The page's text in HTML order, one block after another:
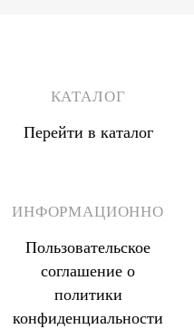
КАТАЛОГ
Перейти в каталог
ИНФОРМАЦИОННО
Пользовательское
соглашение о
политики
конфиденциальности